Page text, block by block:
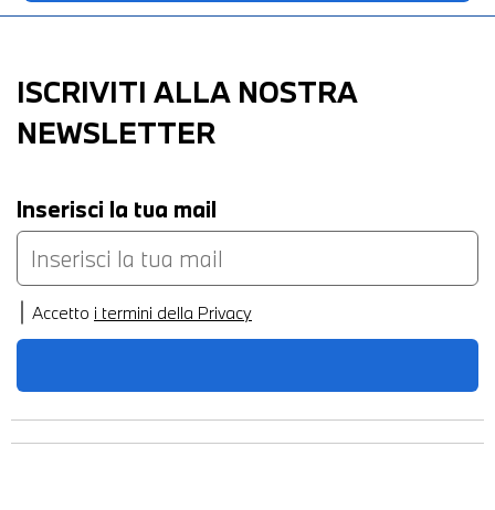
ISCRIVITI ALLA NOSTRA
NEWSLETTER
Inserisci la tua mail
Accetto i termini della Privacy